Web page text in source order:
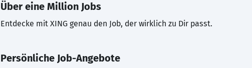
Über eine Million Jobs
Entdecke mit XING genau den Job, der wirklich zu Dir passt.
Persönliche Job-Angebote